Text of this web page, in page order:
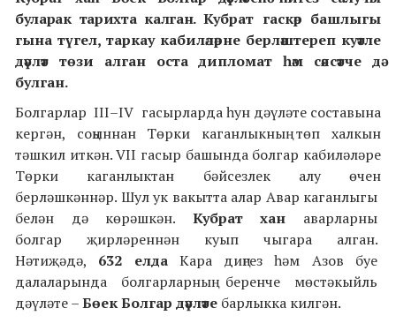
буларак тарихта калган.Кубрат гаскәр башлыгы
гына түгел, таркау кабиләләрне берләштереп куәтле
дәүләт төзи алган оста дипломат һәм сәясәтче дә
булган.
Болгарлар III–IV гасырларда һун дәүләте составына
кергән, соңыннан Төрки каганлыкның төп халкын
тәшкил иткән. VII гасыр башында болгар кабиләләре
Төрки каганлыктан бәйсезлек алу өчен
берләшкәннәр. Шул ук вакытта алар Авар каганлыгы
белән дә көрәшкән. Кубрат хан
аварларны
болгар җирләреннән куып чыгара алган.
Нәтиҗәдә, 632 елдаКара диңгез һәм Азов буе
далаларында болгарларның беренче мөстәкыйль
дәүләте –Бөек Болгар дәүләте барлыкка килгән.